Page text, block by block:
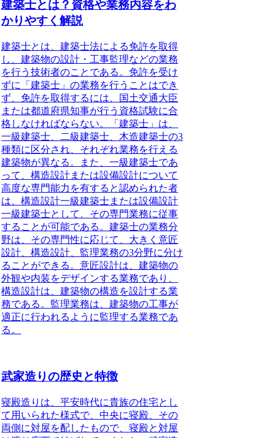
建築士とは？資格や業務内容をわ
かりやすく解説
建築士とは、建築士法による免許を取得
し、建築物の設計・工事監理などの業務
を行う技術者のことである。免許を受け
ずに「建築士」の業務を行うことはでき
ず、免許を取得するには、国土交通大臣
または都道府県知事が行う資格試験に合
格しなければならない。「建築士」は、
一級建築士、二級建築士、木造建築士の3
種類に区分され、それぞれ業務を行える
建築物が異なる。また、一級建築士であ
って、構造設計または設備設計について
高度な専門能力を有すると認められた者
は、構造設計一級建築士または設備設計
一級建築士として、その専門業務に従事
することが可能である。建築士の業務分
野は、その専門性に応じて、大きく意匠
設計、構造設計、監理業務の3分野に分け
ることができる。意匠設計は、建築物の
外観や内装をデザインする業務であり、
構造設計は、建築物の構造を設計する業
務である。監理業務は、建築物の工事が
適正に行われるように監理する業務であ
る。
武家造りの歴史と特徴
寝殿造り は、平安時代に貴族の住宅とし
て用いられた様式で、中央に寝殿、その
両側に対屋を配したもので、寝殿と対屋